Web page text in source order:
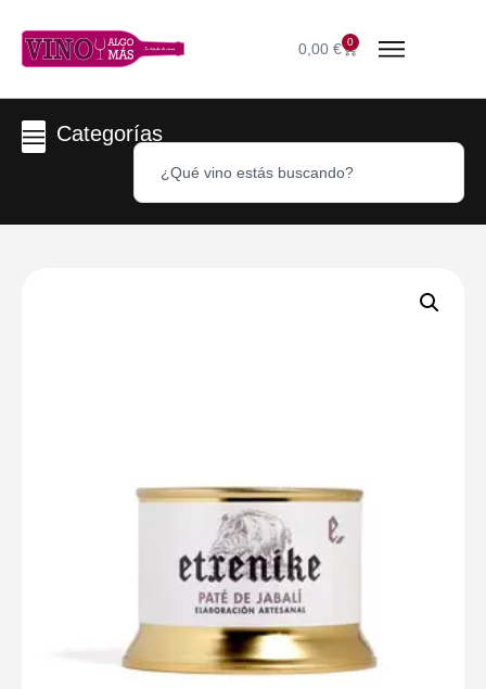
0,00 € 0
Categorías